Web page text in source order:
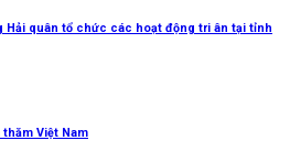
Hải quân tổ chức các hoạt động tri ân tại tỉnh
Việt Nam